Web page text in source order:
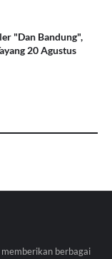
"Dan Bandung",
20 Agustus
berbagai